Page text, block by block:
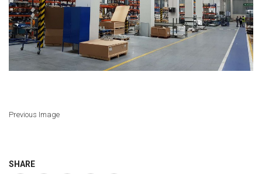
Previous Image
SHARE